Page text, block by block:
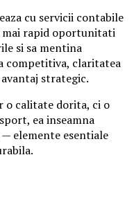
cu servicii contabile
mai rapid oportunitati
si sa mentina
competitiva, claritatea
strategic.
o calitate dorita, ci o
ea inseamna
elemente esentiale